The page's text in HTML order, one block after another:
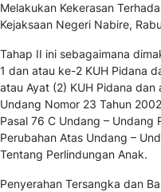
Melakukan Kekerasan
Kejaksaan Negeri Nabire,
Tahap II ini sebagaimana
1 dan atau ke-2 KUH Pidana
atau Ayat (2) KUH Pidana
Undang Nomor 23 Tahun
Pasal 76 C Undang – Undang
Perubahan Atas Undang –
Tentang Perlindungan Anak.
Penyerahan Tersangka dan